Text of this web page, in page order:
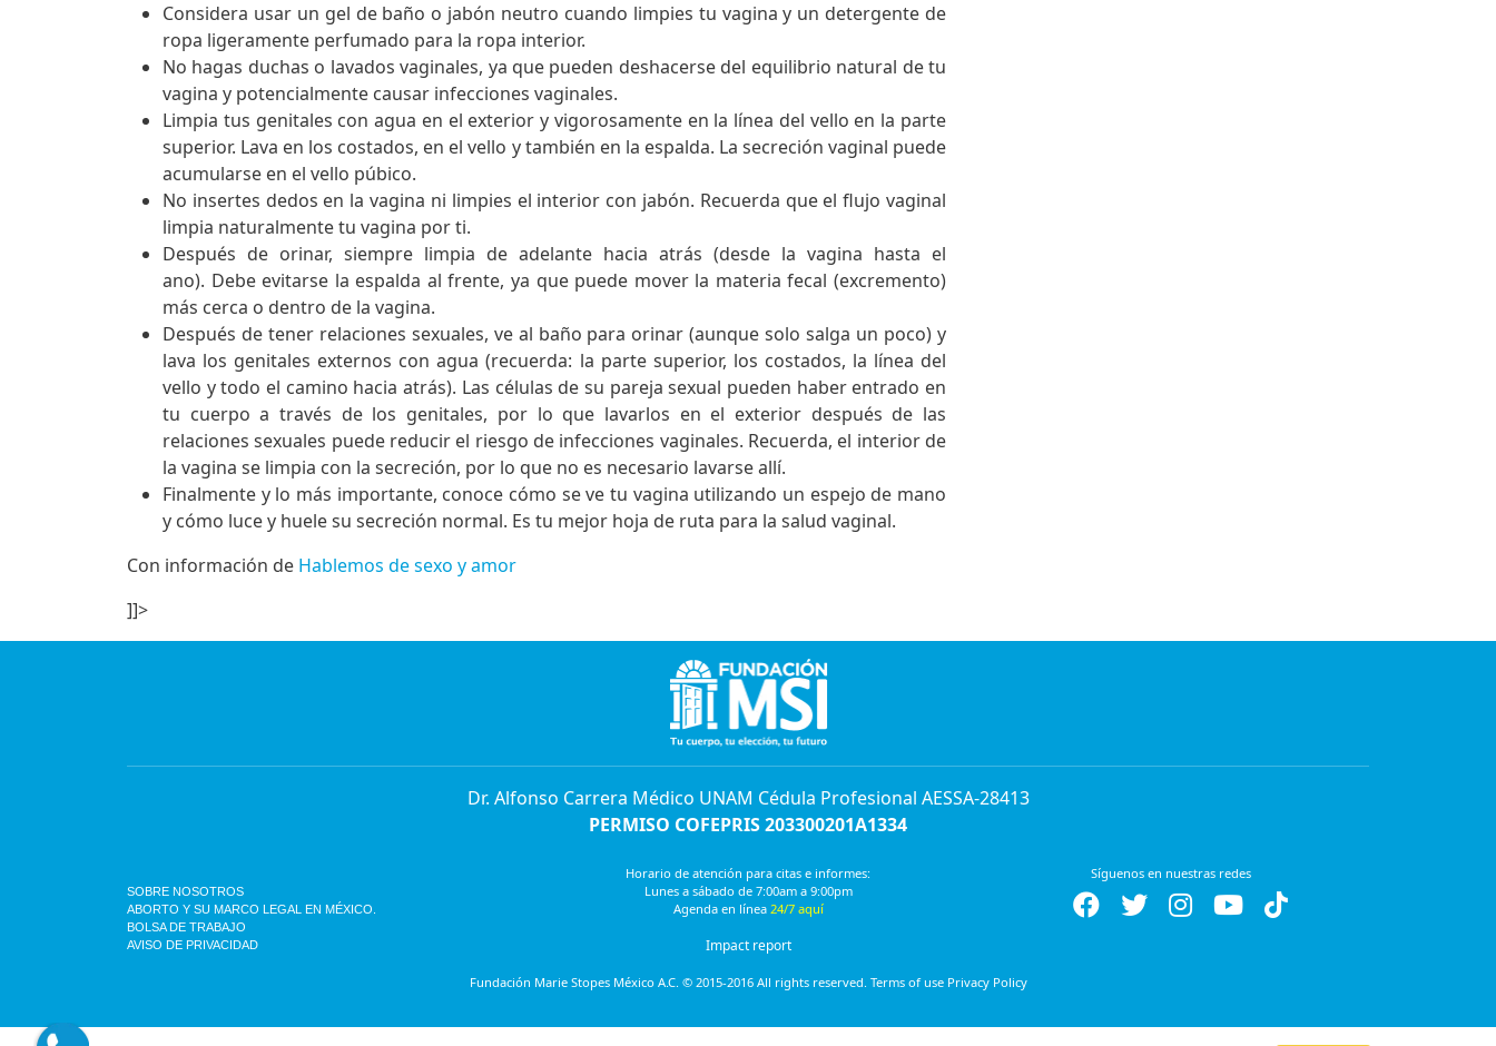
Considera usar un gel de baño o jabón neutro cuando limpies tu vagina y un detergente de
ropa ligeramente perfumado para la ropa interior.
No hagas duchas o lavados vaginales, ya que pueden deshacerse del equilibrio natural de tu
vagina y potencialmente causar infecciones vaginales.
Limpia tus genitales con agua en el exterior y vigorosamente en la línea del vello en la parte
superior. Lava en los costados, en el vello y también en la espalda. La secreción vaginal puede
acumularse en el vello púbico.
No insertes dedos en la vagina ni limpies el interior con jabón. Recuerda que el flujo vaginal
limpia naturalmente tu vagina por ti.
Después de orinar, siempre limpia de adelante hacia atrás (desde la vagina hasta el
ano). Debe evitarse la espalda al frente, ya que puede mover la materia fecal (excremento)
más cerca o dentro de la vagina.
Después de tener relaciones sexuales, ve al baño para orinar (aunque solo salga un poco) y
lava los genitales externos con agua (recuerda: la parte superior, los costados, la línea del
vello y todo el camino hacia atrás). Las células de su pareja sexual pueden haber entrado en
tu cuerpo a través de los genitales, por lo que lavarlos en el exterior después de las
relaciones sexuales puede reducir el riesgo de infecciones vaginales. Recuerda, el interior de
la vagina se limpia con la secreción, por lo que no es necesario lavarse allí.
Finalmente y lo más importante, conoce cómo se ve tu vagina utilizando un espejo de mano
y cómo luce y huele su secreción normal. Es tu mejor hoja de ruta para la salud vaginal.
Con información de Hablemos de sexo y amor
]]>
Dr. Alfonso Carrera Médico UNAM Cédula Profesional AESSA-28413
PERMISO COFEPRIS 203300201A1334
SOBRE NOSOTROS
ABORTO Y SU MARCO LEGAL EN MÉXICO.
BOLSA DE TRABAJO
AVISO DE PRIVACIDAD
Horario de atención para citas e informes:
Lunes a sábado de 7:00am a 9:00pm
Agenda en línea 24/7 aquí
Impact report
Síguenos en nuestras redes
Fundación Marie Stopes México A.C. © 2015-2016 All rights reserved. Terms of use Privacy Policy